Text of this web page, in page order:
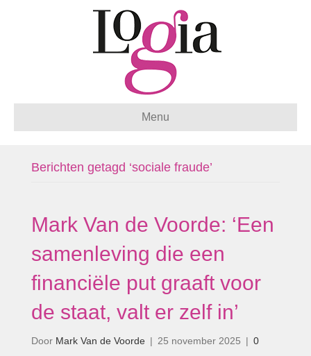
Menu
Berichten getagd ‘sociale fraude’
Mark Van de Voorde: ‘Een
samenleving die een
financiële put graaft voor
de staat, valt er zelf in’
Door Mark Van de Voorde | 25 november 2025 | 0